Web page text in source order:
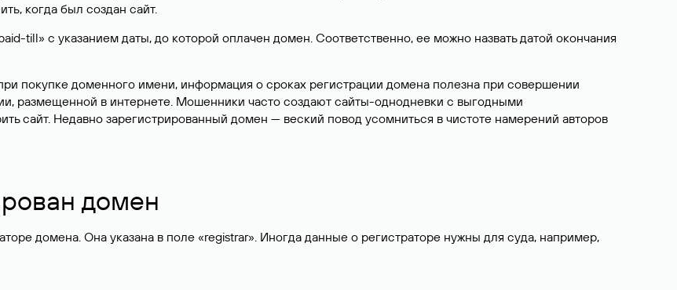
когда был создан сайт.
till» с указанием даты, до которой оплачен домен. Соответственно, ее можно назвать датой окончания
покупке доменного имени, информация о сроках регистрации домена полезна при совершении
размещенной в интернете. Мошенники часто создают сайты-однодневки с выгодными
сайт. Недавно зарегистрированный домен — веский повод усомниться в чистоте намерений авторов
домен
домена. Она указана в поле «registrar». Иногда данные о регистраторе нужны для суда, например,